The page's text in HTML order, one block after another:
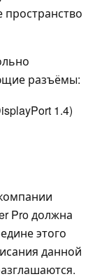
разъёмы:
1.4)
Pro должна
этого
данной